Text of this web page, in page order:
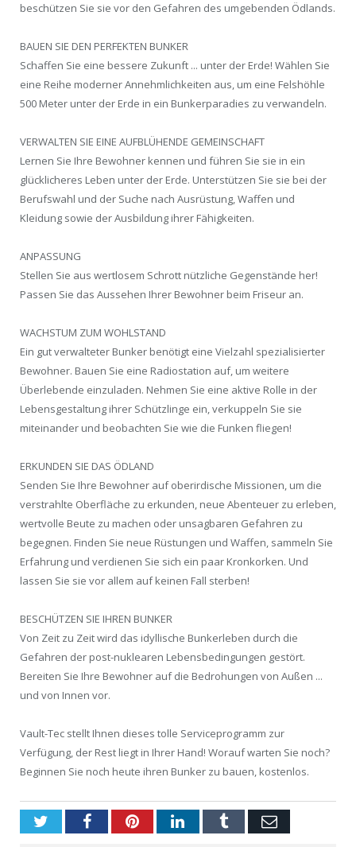
beschützen Sie sie vor den Gefahren des umgebenden Ödlands.
BAUEN SIE DEN PERFEKTEN BUNKER
Schaffen Sie eine bessere Zukunft ... unter der Erde! Wählen Sie
eine Reihe moderner Annehmlichkeiten aus, um eine Felshöhle
500 Meter unter der Erde in ein Bunkerparadies zu verwandeln.
VERWALTEN SIE EINE AUFBLÜHENDE GEMEINSCHAFT
Lernen Sie Ihre Bewohner kennen und führen Sie sie in ein
glücklicheres Leben unter der Erde. Unterstützen Sie sie bei der
Berufswahl und der Suche nach Ausrüstung, Waffen und
Kleidung sowie der Ausbildung ihrer Fähigkeiten.
ANPASSUNG
Stellen Sie aus wertlosem Schrott nützliche Gegenstände her!
Passen Sie das Aussehen Ihrer Bewohner beim Friseur an.
WACHSTUM ZUM WOHLSTAND
Ein gut verwalteter Bunker benötigt eine Vielzahl spezialisierter
Bewohner. Bauen Sie eine Radiostation auf, um weitere
Überlebende einzuladen. Nehmen Sie eine aktive Rolle in der
Lebensgestaltung ihrer Schützlinge ein, verkuppeln Sie sie
miteinander und beobachten Sie wie die Funken fliegen!
ERKUNDEN SIE DAS ÖDLAND
Senden Sie Ihre Bewohner auf oberirdische Missionen, um die
verstrahlte Oberfläche zu erkunden, neue Abenteuer zu erleben,
wertvolle Beute zu machen oder unsagbaren Gefahren zu
begegnen. Finden Sie neue Rüstungen und Waffen, sammeln Sie
Erfahrung und verdienen Sie sich ein paar Kronkorken. Und
lassen Sie sie vor allem auf keinen Fall sterben!
BESCHÜTZEN SIE IHREN BUNKER
Von Zeit zu Zeit wird das idyllische Bunkerleben durch die
Gefahren der post-nuklearen Lebensbedingungen gestört.
Bereiten Sie Ihre Bewohner auf die Bedrohungen von Außen ...
und von Innen vor.
Vault-Tec stellt Ihnen dieses tolle Serviceprogramm zur
Verfügung, der Rest liegt in Ihrer Hand! Worauf warten Sie noch?
Beginnen Sie noch heute ihren Bunker zu bauen, kostenlos.
TwitterFacebookPinterestLinkedInTumblrEmail